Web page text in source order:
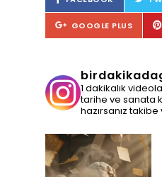
GOOGLE PLUS
1 dakikalık
tarihe ve sanata
hazırsanız